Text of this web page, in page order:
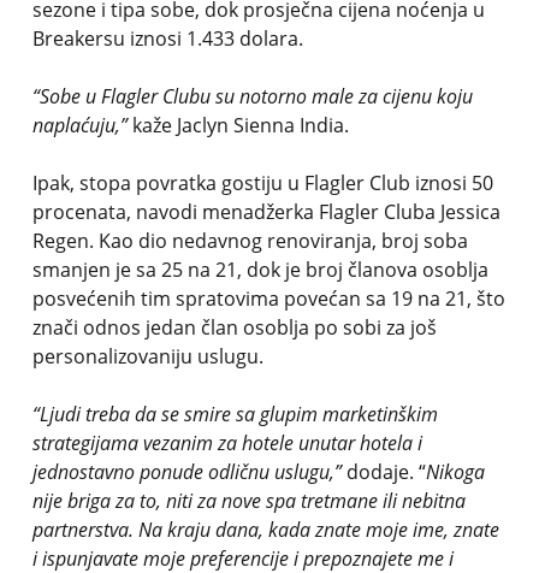
sezone i tipa sobe, dok prosječna cijena noćenja u
Breakersu iznosi 1.433 dolara.
“Sobe u Flagler Clubu su notorno male za cijenu koju
naplaćuju,”kaže Jaclyn Sienna India.
Ipak, stopa povratka gostiju u Flagler Club iznosi 50
procenata, navodi menadžerka Flagler Cluba Jessica
Regen. Kao dio nedavnog renoviranja, broj soba
smanjen je sa 25 na 21, dok je broj članova osoblja
posvećenih tim spratovima povećan sa 19 na 21, što
znači odnos jedan član osoblja po sobi za još
personalizovaniju uslugu.
“Ljudi treba da se smire sa glupim marketinškim
strategijama vezanim za hotele unutar hotela i
jednostavno ponude odličnu uslugu,”dodaje. “Nikoga
nije briga za to, niti za nove spa tretmane ili nebitna
partnerstva. Na kraju dana, kada znate moje ime, znate
i ispunjavate moje preferencije i prepoznajete me i